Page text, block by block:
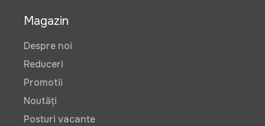
Magazin
Despre noi
Reduceri
Promotii
Noutăți
Posturi vacante